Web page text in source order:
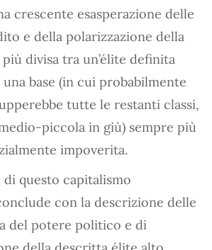
crescente esasperazione delle
e della polarizzazione della
divisa tra un’élite definita
base (in cui probabilmente
tutte le restanti classi,
piccola in giù) sempre più
impoverita.
di questo capitalismo
con la descrizione delle
del potere politico e di